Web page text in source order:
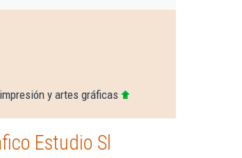
y artes gráficas
Estudio Sl